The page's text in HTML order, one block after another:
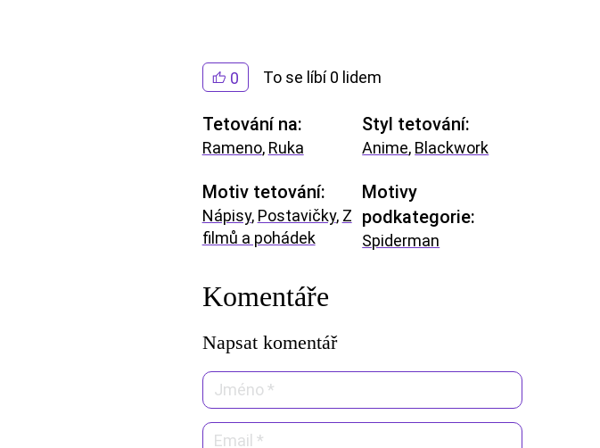
0 To se líbí 0 lidem
Tetování na:
Rameno, Ruka
Motiv tetování:
Nápisy, Postavičky, Z
filmů a pohádek
Styl tetování:
Anime, Blackwork
Motivy
podkategorie:
Spiderman
Komentáře
Napsat komentář